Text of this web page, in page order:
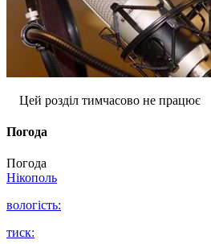
Цей розділ тимчасово не працює
Погода
Погода
Нікополь
вологість:
тиск: